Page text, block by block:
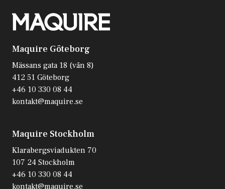
Maquire Göteborg
Mässans gata 18 (vån 8)
412 51 Göteborg
+46 10 330 08 44
kontakt@maquire.se
Maquire Stockholm
Klarabergsviadukten 70
107 24 Stockholm
+46 10 330 08 44
kontakt@maquire.se